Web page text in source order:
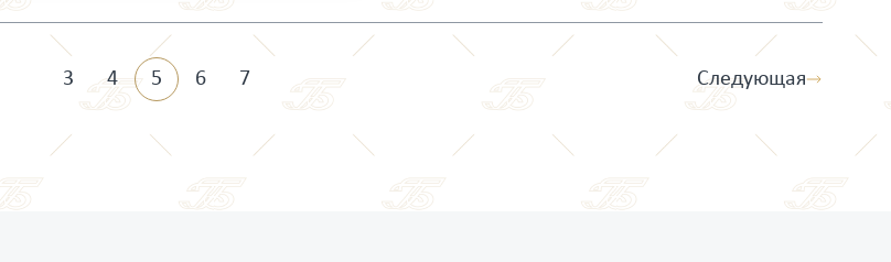
3 4 5 6 7 Следующая